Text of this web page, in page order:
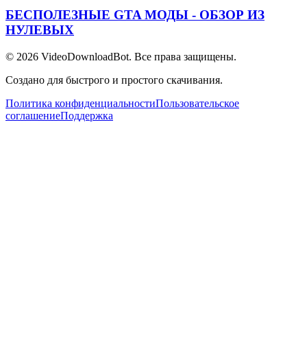
БЕСПОЛЕЗНЫЕ GTA МОДЫ - ОБЗОР ИЗ
НУЛЕВЫХ
© 2026 VideoDownloadBot. Все права защищены.
Создано для быстрого и простого скачивания.
Политика конфиденциальностиПользовательское
соглашениеПоддержка